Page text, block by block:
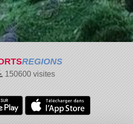
REGIONS
150600 visites